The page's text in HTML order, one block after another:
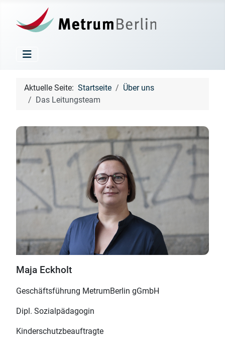
Aktuelle Seite: Startseite
Über uns
Das Leitungsteam
Maja Eckholt
Geschäftsführung MetrumBerlin gGmbH
Dipl. Sozialpädagogin
Kinderschutzbeauftragte